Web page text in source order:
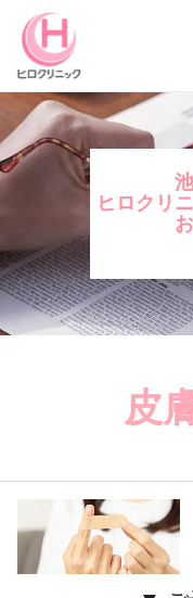
ヒロクリ
皮